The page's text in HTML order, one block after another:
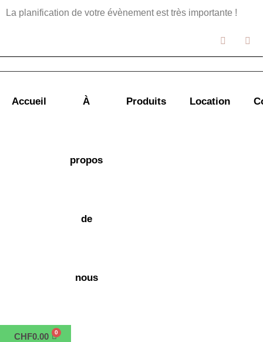
La planification de votre évènement est très importante !
Accueil À
propos
de
nous
Produits Location
CHF0.00